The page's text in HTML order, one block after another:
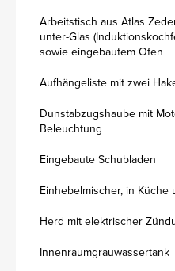
Arbeitstisch aus Atlas
unter-Glas
sowie eingebautem Ofen
Aufhängeliste mit zwei
Dunstabzugshaube mit
Beleuchtung
Eingebaute Schubladen
Einhebelmischer, in Küche
Herd mit elektrischer
Innenraumgrauwassertank